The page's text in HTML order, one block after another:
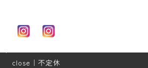
address｜大阪府箕面市
close｜不定休